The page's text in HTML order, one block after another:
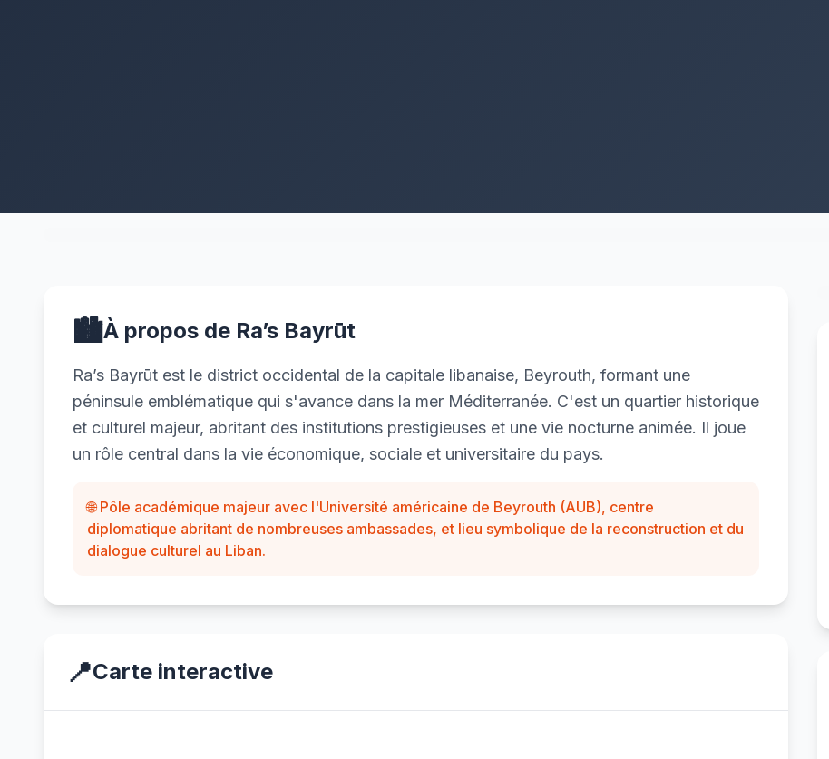
🏙️À propos de Ra’s Bayrūt
Ra’s Bayrūt est le district occidental de la capitale libanaise, Beyrouth, formant une
péninsule emblématique qui s'avance dans la mer Méditerranée. C'est un quartier historique
et culturel majeur, abritant des institutions prestigieuses et une vie nocturne animée. Il joue
un rôle central dans la vie économique, sociale et universitaire du pays.
🌐 Pôle académique majeur avec l'Université américaine de Beyrouth (AUB), centre
diplomatique abritant de nombreuses ambassades, et lieu symbolique de la reconstruction et du
dialogue culturel au Liban.
📍Carte interactive